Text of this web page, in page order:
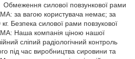
Обмеження силової повзункової рами
за вагою користувача немає; за
Безпека силової рами повзукової
Наша компанія ціною нашої
сліпий радіологічний контроль
під час виробництва сировини та